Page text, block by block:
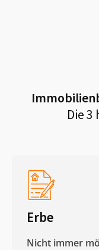
Die
Erbe
Nicht immer